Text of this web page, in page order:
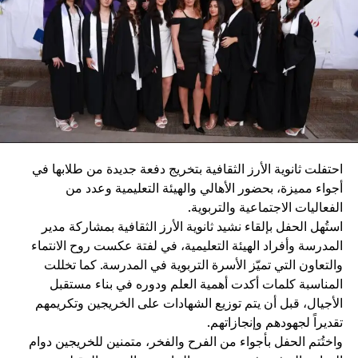
REMEMBERS
MIRA retains the history and context across
interactions to ensure seamless, continuous
engagement.
ACTS
MIRA securely executes authorized banking actions on
behalf of customers, including accessing account
information, reviewing transaction history, managing
cards, initiating transfers and service requests,
monitoring rewards balances, calculating miles
conversions, and surfacing redemption opportunities
all within a seamless, consistent, and continuous
experience across platforms.
MIRA is secure, multilingual and designed to make
banking more accessible for everyone. Sensitive actions,
including transfers and card-related requests, are
protected through OTP authentication, ensuring full
احتفلت ثانوية الأرز الثقافية بتخريج دفعة جديدة من طلابها في
أجواء مميزة، بحضور الأهالي والهيئة التعليمية وعدد من
الفعاليات الاجتماعية والتربوية.
استُهل الحفل بإلقاء نشيد ثانوية الأرز الثقافية بمشاركة مدير
المدرسة وأفراد الهيئة التعليمية، في لفتة عكست روح الانتماء
والتعاون التي تميّز الأسرة التربوية في المدرسة. كما تخللت
المناسبة كلمات أكدت أهمية العلم ودوره في بناء مستقبل
الأجيال، قبل أن يتم توزيع الشهادات على الخريجين وتكريمهم
تقديراً لجهودهم وإنجازاتهم.
واختُتم الحفل بأجواء من الفرح والفخر، متمنين للخريجين دوام